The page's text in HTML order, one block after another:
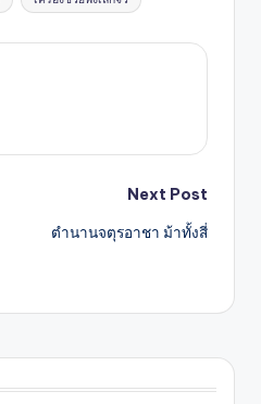
Next Post
ตำนานจตุรอาชา ม้าทั้งสี่